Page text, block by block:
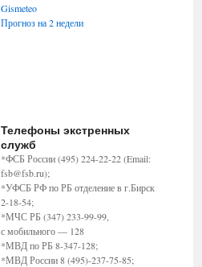
Gismeteo
Прогноз на 2 недели
Телефоны экстренных
служб
*ФСБ России (495) 224-22-22 (Email:
fsb@fsb.ru);
*УФСБ РФ по РБ отделение в г.Бирск
2-18-54;
*МЧС РБ (347) 233-99-99,
с мобильного — 128
*МВД по РБ 8-347-128;
*МВД России 8 (495)-237-75-85;